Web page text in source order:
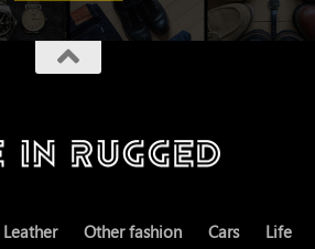
Leather Other fashion Cars
Life